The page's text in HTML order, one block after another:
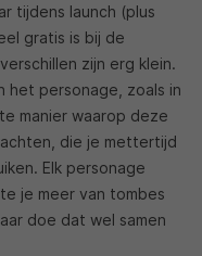
tijdens launch (plus
gratis is bij de
zijn erg klein.
het personage, zoals in
manier waarop deze
die je mettertijd
Elk personage
je meer van tombes
doe dat wel samen